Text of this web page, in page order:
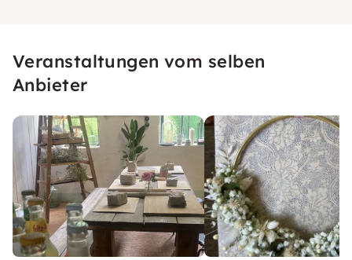
Veranstaltungen vom selben
Anbieter